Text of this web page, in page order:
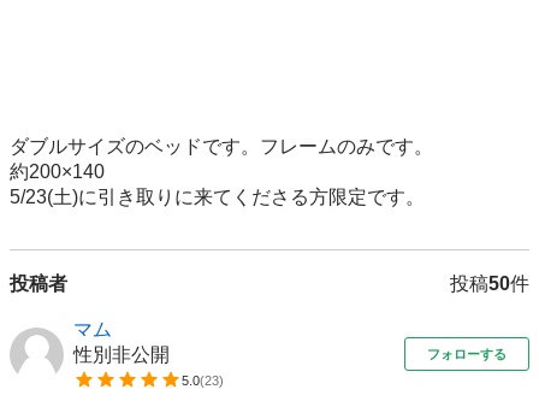
ダブルサイズのベッドです。フレームのみです。
約200×140
5/23(土)に引き取りに来てくださる方限定です。
投稿者 投稿50件
マム
性別非公開
5.0(23)
フォローする